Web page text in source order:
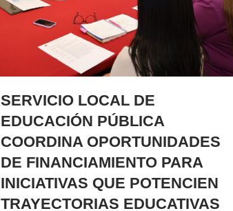
SERVICIO LOCAL DE
EDUCACIÓN PÚBLICA
COORDINA OPORTUNIDADES
DE FINANCIAMIENTO PARA
INICIATIVAS QUE POTENCIEN
TRAYECTORIAS EDUCATIVAS